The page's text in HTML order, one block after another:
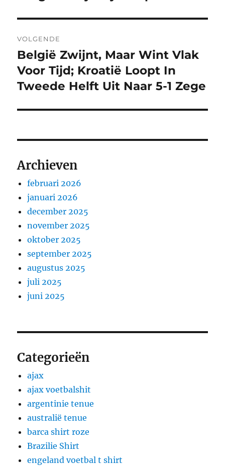
VOLGENDE
Volgend
bericht:
België Zwijnt, Maar Wint Vlak
Voor Tijd; Kroatië Loopt In
Tweede Helft Uit Naar 5-1 Zege
Archieven
februari 2026
januari 2026
december 2025
november 2025
oktober 2025
september 2025
augustus 2025
juli 2025
juni 2025
Categorieën
ajax
ajax voetbalshit
argentinie tenue
australië tenue
barca shirt roze
Brazilie Shirt
engeland voetbal t shirt